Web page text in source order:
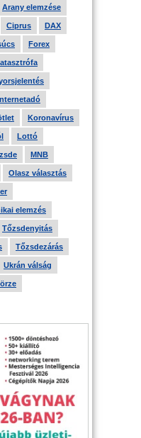
Arany elemzése
Ciprus DAX
Forex
Koronavírus
Lottó
MNB
Olasz választás
elemzés
Tőzsdenyitás
Tőzsdezárás
Ukrán válság